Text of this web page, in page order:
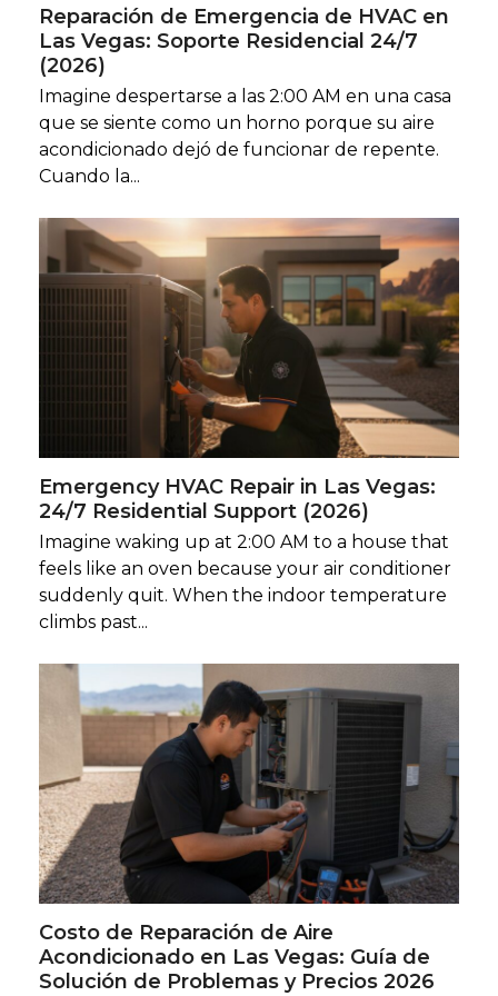
Reparación de Emergencia de HVAC en
Las Vegas: Soporte Residencial 24/7
(2026)
Imagine despertarse a las 2:00 AM en una casa
que se siente como un horno porque su aire
acondicionado dejó de funcionar de repente.
Cuando la...
Emergency HVAC Repair in Las Vegas:
24/7 Residential Support (2026)
Imagine waking up at 2:00 AM to a house that
feels like an oven because your air conditioner
suddenly quit. When the indoor temperature
climbs past...
Costo de Reparación de Aire
Acondicionado en Las Vegas: Guía de
Solución de Problemas y Precios 2026